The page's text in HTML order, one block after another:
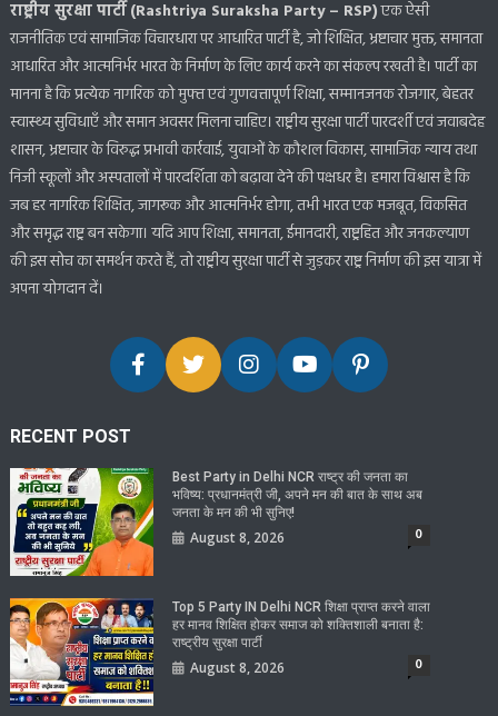
राष्ट्रीय सुरक्षा पार्टी (Rashtriya Suraksha Party – RSP)एक ऐसी
राजनीतिक एवं सामाजिक विचारधारा पर आधारित पार्टी है, जो शिक्षित, भ्रष्टाचार मुक्त, समानता
आधारित और आत्मनिर्भर भारत के निर्माण के लिए कार्य करने का संकल्प रखती है। पार्टी का
मानना है कि प्रत्येक नागरिक को मुफ्त एवं गुणवत्तापूर्ण शिक्षा, सम्मानजनक रोजगार, बेहतर
स्वास्थ्य सुविधाएँ और समान अवसर मिलना चाहिए। राष्ट्रीय सुरक्षा पार्टी पारदर्शी एवं जवाबदेह
शासन, भ्रष्टाचार के विरुद्ध प्रभावी कार्रवाई, युवाओं के कौशल विकास, सामाजिक न्याय तथा
निजी स्कूलों और अस्पतालों में पारदर्शिता को बढ़ावा देने की पक्षधर है। हमारा विश्वास है कि
जब हर नागरिक शिक्षित, जागरूक और आत्मनिर्भर होगा, तभी भारत एक मजबूत, विकसित
और समृद्ध राष्ट्र बन सकेगा। यदि आप शिक्षा, समानता, ईमानदारी, राष्ट्रहित और जनकल्याण
की इस सोच का समर्थन करते हैं, तो राष्ट्रीय सुरक्षा पार्टी से जुड़कर राष्ट्र निर्माण की इस यात्रा में
अपना योगदान दें।
RECENT POST
Best Party in Delhi NCR राष्ट्र की जनता का
भविष्य: प्रधानमंत्री जी, अपने मन की बात के साथ अब
जनता के मन की भी सुनिए!
August 8, 2026 0
Top 5 Party IN Delhi NCR शिक्षा प्राप्त करने वाला
हर मानव शिक्षित होकर समाज को शक्तिशाली बनाता है:
राष्ट्रीय सुरक्षा पार्टी
August 8, 2026 0